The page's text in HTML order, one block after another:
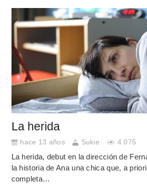
La herida
hace 13 años Sukie 4.075
La herida, debut en la dirección de
la historia de Ana una chica que, a
completa…